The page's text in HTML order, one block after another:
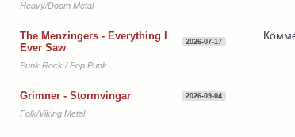
Heavy/Doom Metal
The Menzingers - Everything I
Ever Saw
2026-07-17
Punk Rock / Pop Punk
Grimner - Stormvingar 2026-09-04
Folk/Viking Metal